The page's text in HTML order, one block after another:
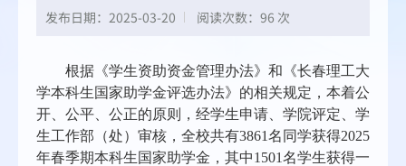
发布日期：2025-03-20 阅读次数： 96 次
根据《学生资助资金管理办法》 和 《长春理工大
学本科生国家助学金评选办法》的相关规定，本着公
开、公平、公正的原则， 经学生申请、学院评定、学
生工作部（处）审核，全校共有3861名 同学获得2025
年春季期本科生国家助学金 ， 其中1501名学生获得一